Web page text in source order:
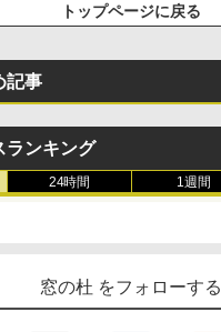
トップページに戻る
記事
ランキング
24時間 1週間
窓の杜 をフォローする